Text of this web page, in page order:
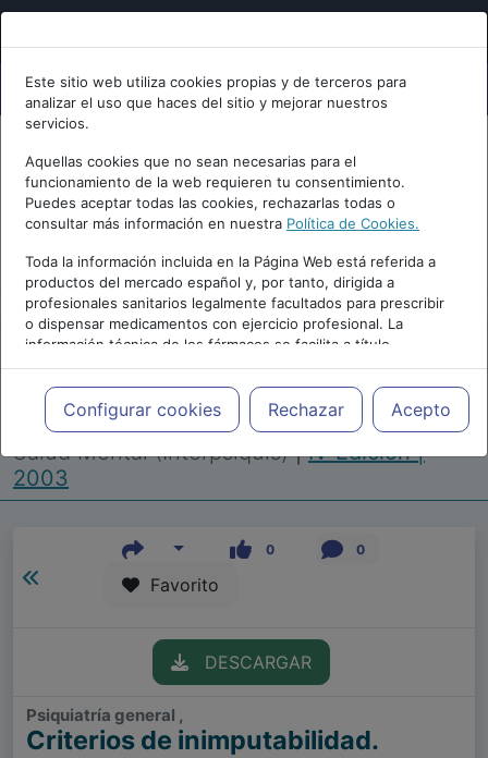
Este sitio web utiliza cookies propias y de terceros para
analizar el uso que haces del sitio y mejorar nuestros
servicios.
Aquellas cookies que no sean necesarias para el
funcionamiento de la web requieren tu consentimiento.
Puedes aceptar todas las cookies, rechazarlas todas o
consultar más información en nuestra Política de Cookies.
Toda la información incluida en la Página Web está referida a
productos del mercado español y, por tanto, dirigida a
profesionales sanitarios legalmente facultados para prescribir
o dispensar medicamentos con ejercicio profesional. La
información técnica de los fármacos se facilita a título
meramente informativo, siendo responsabilidad de los
profesionales facultados prescribir medicamentos y decidir, en
cada caso concreto, el tratamiento más adecuado a las
necesidades del paciente.
Configurar cookies Rechazar Acepto
Repositorio de Artículos |Congreso Virtual
Internacional de Psiquiatría, Psicología y
Salud Mental (Interpsiquis)|IV Edición |
2003
0 0
Favorito
DESCARGAR
Psiquiatría general ,
Criterios de inimputabilidad.